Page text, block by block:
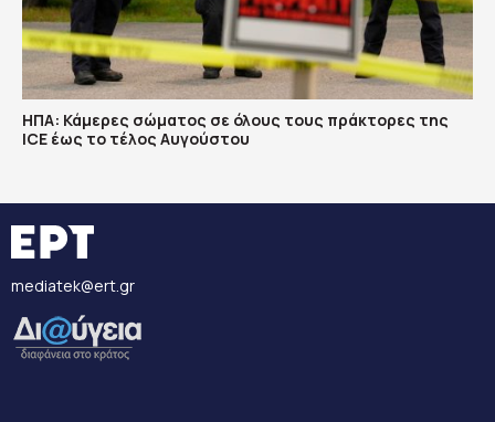
ΗΠΑ: Κάμερες σώματος σε όλους τους πράκτορες της
ICE έως το τέλος Αυγούστου
mediatek@ert.gr